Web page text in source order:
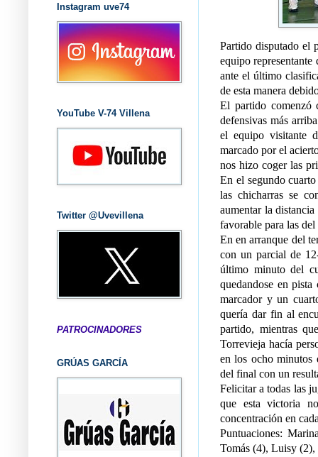
Partido disputado el
equipo
ante el último
de esta manera
El partido comenzó
defensivas más
el equipo visitante
marcado por el
nos hizo coger las
En el segundo
las chicharras se
aumentar la
favorable para las del
En en arranque del
con un parcial de
último minuto del
quedandose en
marcador y un
quería dar fin al
partido, mientras
Torrevieja hacía
en los ocho minutos
del final con un
Felicitar a todas las
que esta victoria
concentración en
Puntuaciones:
Tomás (4), Luisy
Instagram uve74
YouTube V-74 Villena
Twitter @Uvevillena
PATROCINADORES
GRÚAS GARCÍA